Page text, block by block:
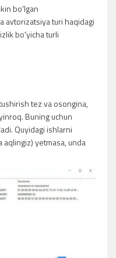
bo'lgan
avtorizatsiya turi haqidagi
bo'yicha turli
tez va osongina,
Buning uchun
Quyidagi ishlarni
yetmasa, unda